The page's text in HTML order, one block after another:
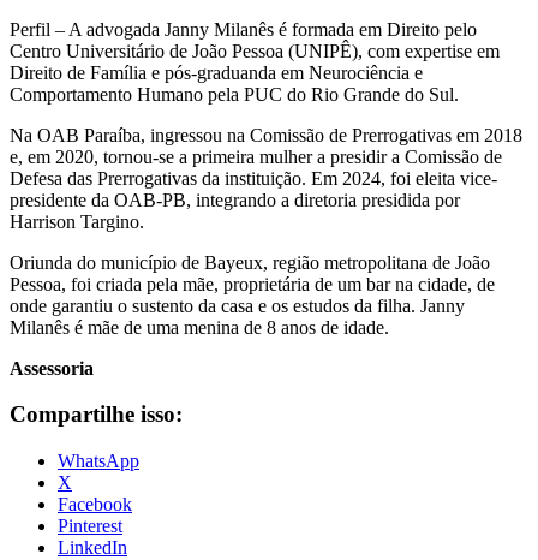
Perfil – A advogada Janny Milanês é formada em Direito pelo
Centro Universitário de João Pessoa (UNIPÊ), com expertise em
Direito de Família e pós-graduanda em Neurociência e
Comportamento Humano pela PUC do Rio Grande do Sul.
Na OAB Paraíba, ingressou na Comissão de Prerrogativas em 2018
e, em 2020, tornou-se a primeira mulher a presidir a Comissão de
Defesa das Prerrogativas da instituição. Em 2024, foi eleita vice-
presidente da OAB-PB, integrando a diretoria presidida por
Harrison Targino.
Oriunda do município de Bayeux, região metropolitana de João
Pessoa, foi criada pela mãe, proprietária de um bar na cidade, de
onde garantiu o sustento da casa e os estudos da filha. Janny
Milanês é mãe de uma menina de 8 anos de idade.
Assessoria
Compartilhe isso:
WhatsApp
X
Facebook
Pinterest
LinkedIn